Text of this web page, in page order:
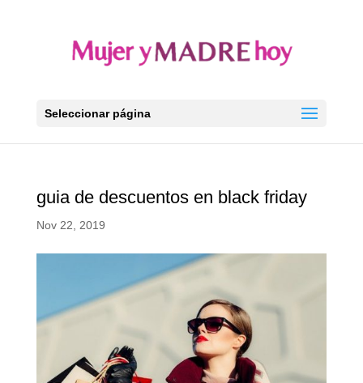
Seleccionar página
guia de descuentos en black friday
Nov 22, 2019